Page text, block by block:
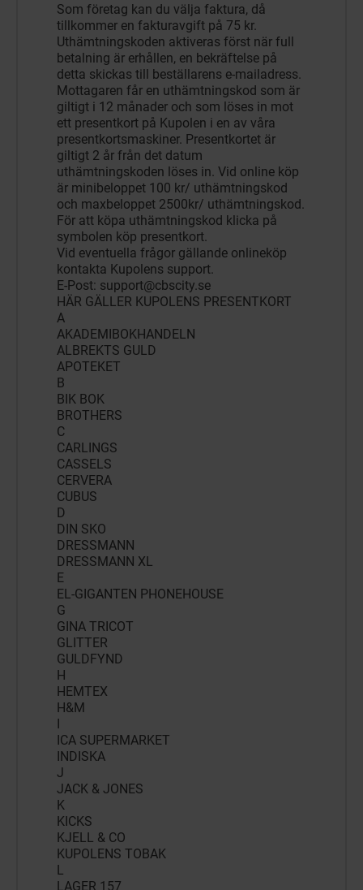
Som företag kan du välja faktura, då
tillkommer en fakturavgift på 75 kr.
Uthämtningskoden aktiveras först när full
betalning är erhållen, en bekräftelse på
detta skickas till beställarens e-mailadress.
Mottagaren får en uthämtningskod som är
giltigt i 12 månader och som löses in mot
ett presentkort på Kupolen i en av våra
presentkortsmaskiner. Presentkortet är
giltigt 2 år från det datum
uthämtningskoden löses in. Vid online köp
är minibeloppet 100 kr/ uthämtningskod
och maxbeloppet 2500kr/ uthämtningskod.
För att köpa uthämtningskod klicka på
symbolen köp presentkort.
Vid eventuella frågor gällande onlineköp
kontakta Kupolens support.
E-Post: support@cbscity.se
HÄR GÄLLER KUPOLENS PRESENTKORT
A
AKADEMIBOKHANDELN
ALBREKTS GULD
APOTEKET
B
BIK BOK
BROTHERS
C
CARLINGS
CASSELS
CERVERA
CUBUS
D
DIN SKO
DRESSMANN
DRESSMANN XL
E
EL-GIGANTEN PHONEHOUSE
G
GINA TRICOT
GLITTER
GULDFYND
H
HEMTEX
H&M
I
ICA SUPERMARKET
INDISKA
J
JACK & JONES
K
KICKS
KJELL & CO
KUPOLENS TOBAK
L
LAGER 157